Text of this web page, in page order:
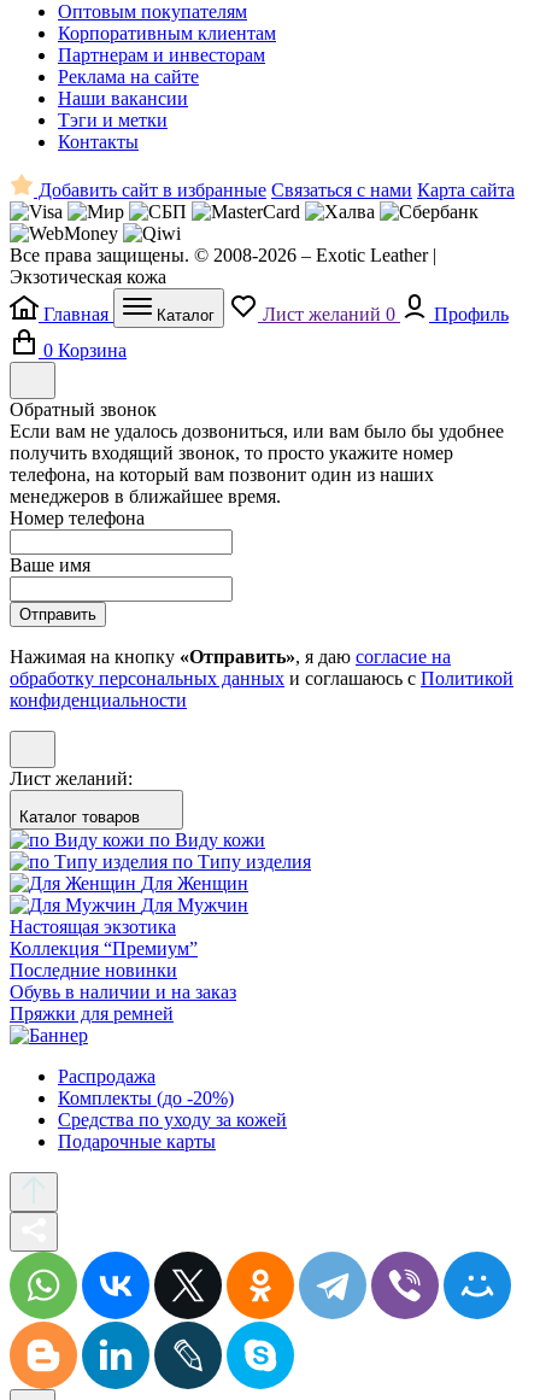
Оптовым покупателям
Корпоративным клиентам
Партнерам и инвесторам
Реклама на сайте
Наши вакансии
Тэги и метки
Контакты
Добавить сайт в избранные Связаться с нами Карта сайта
Все права защищены. © 2008-2026 – Exotic Leather |
Экзотическая кожа
Главная
Каталог Лист желаний 0
Профиль
0 Корзина
Обратный звонок
Если вам не удалось дозвониться, или вам было бы удобнее
получить входящий звонок, то просто укажите номер
телефона, на который вам позвонит один из наших
менеджеров в ближайшее время.
Номер телефона
Ваше имя
Отправить
Нажимая на кнопку «Отправить», я даю согласие на
обработку персональных данных и соглашаюсь с Политикой
конфиденциальности
Лист желаний:
Каталог товаров
по Виду кожи
по Типу изделия
Для Женщин
Для Мужчин
Настоящая экзотика
Коллекция “Премиум”
Последние новинки
Обувь в наличии и на заказ
Пряжки для ремней
Распродажа
Комплекты (до -20%)
Средства по уходу за кожей
Подарочные карты